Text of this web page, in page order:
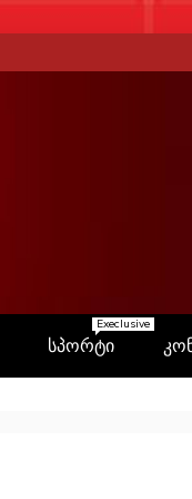
სპორტი
Execlusive